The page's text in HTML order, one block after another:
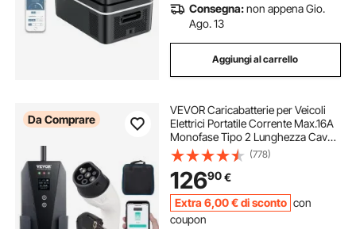
Consegna:non appena Gio.
Ago. 13
Aggiungi al carrello
Da Comprare
VEVOR Caricabatterie per Veicoli
Elettrici Portatile Corrente Max.16A
Monofase Tipo 2 Lunghezza Cavo
8,6m, Caricabatterie EV Portatile
Impermeabilità IP66 Controllo APP
Potenza max. 3,68kW Schermo
LCD
(778)
12690€
Extra 6,00 €di sconto con
coupon